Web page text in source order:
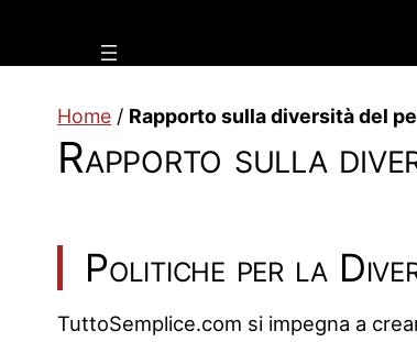
Home / Rapporto sulla diversità del
Rapporto sulla
Politiche per la
TuttoSemplice.com si impegna a